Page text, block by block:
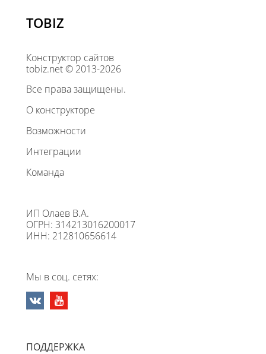
TOBIZ
Конструктор сайтов
tobiz.net © 2013-2026
Все права защищены.
О конструкторе
Возможности
Интеграции
Команда
ИП Олаев В.А.
ОГРН: 314213016200017
ИНН: 212810656614
Мы в соц. сетях:
ПОДДЕРЖКА